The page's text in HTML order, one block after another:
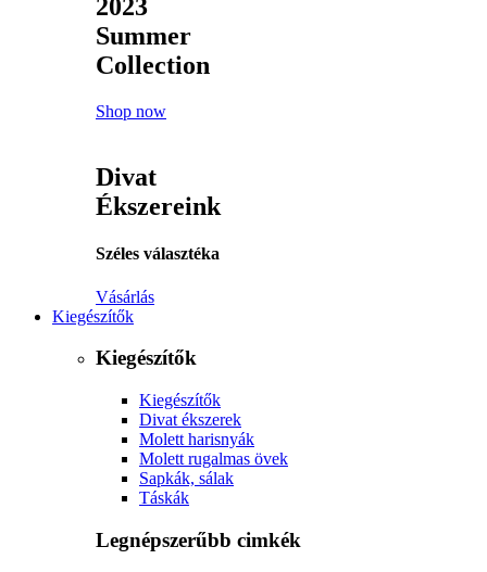
2023
Summer
Collection
Shop now
Divat
Ékszereink
Széles választéka
Vásárlás
Kiegészítők
Kiegészítők
Kiegészítők
Divat ékszerek
Molett harisnyák
Molett rugalmas övek
Sapkák, sálak
Táskák
Legnépszerűbb cimkék